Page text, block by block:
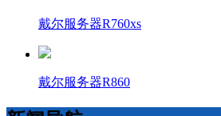
戴尔服务器R760xs
戴尔服务器R860